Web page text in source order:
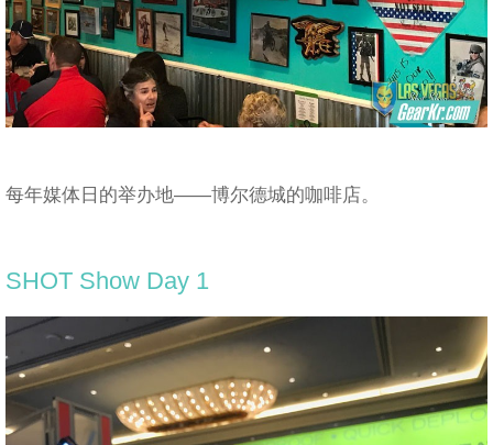
每年媒体日的举办地——博尔德城的咖啡店。
SHOT Show Day 1